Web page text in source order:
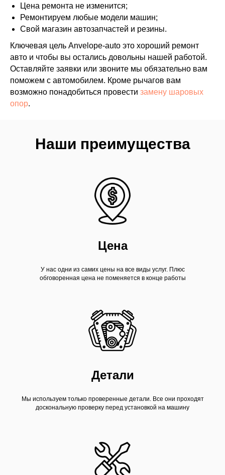
Цена ремонта не изменится;
Ремонтируем любые модели машин;
Свой магазин автозапчастей и резины.
Ключевая цель Anvelope-auto это хороший ремонт
авто и чтобы вы остались довольны нашей работой.
Оставляйте заявки или звоните мы обязательно вам
поможем с автомобилем. Кроме рычагов вам
возможно понадобиться провести замену шаровых
опор.
Наши преимущества
Цена
У нас одни из самих цены на все виды услуг. Плюс
обговоренная цена не поменяется в конце работы
Детали
Мы используем только проверенные детали. Все они проходят
доскональную проверку перед установкой на машину